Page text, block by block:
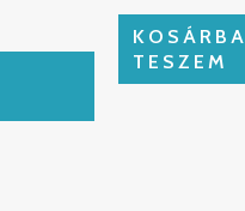
KOSÁRBA
TESZEM